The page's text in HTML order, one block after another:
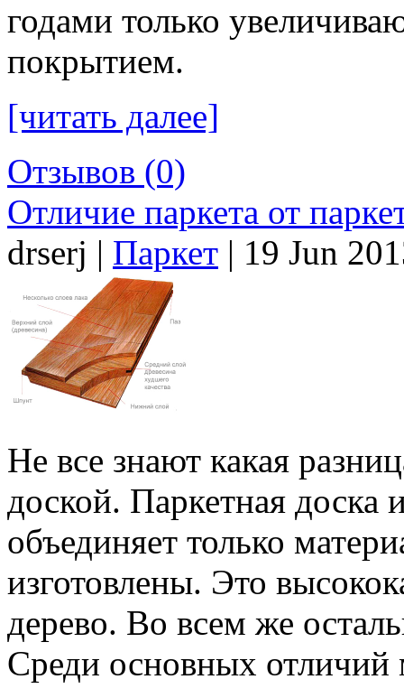
годами только
покрытием.
[читать далее]
Отзывов (0)
Отличие паркета от
drserj | Паркет | 19 Jun
Не все знают какая
доской. Паркетная доска
объединяет только
изготовлены. Это
дерево. Во всем же
Среди основных